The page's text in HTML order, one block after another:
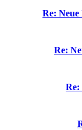
Re:
Re:
Re: